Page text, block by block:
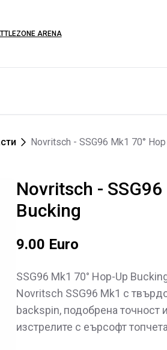
ARENA
Novritsch - SSG96 Mk1 70°
Novritsch -
Bucking
9.00 Euro
SSG96 Mk1 70° Hop-Up
Novritsch SSG96 Mk1 с
backspin, подобрена точност
изстрелите с еърсофт